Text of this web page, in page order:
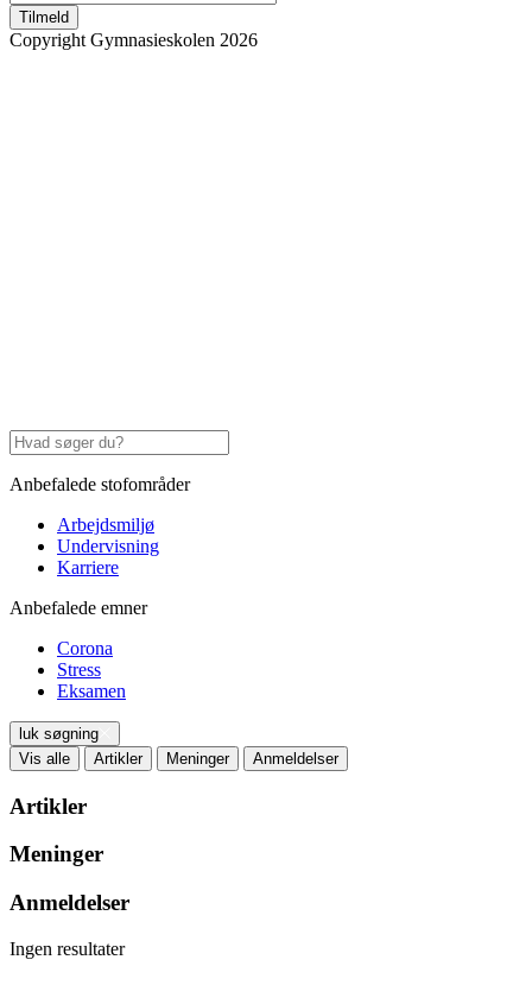
Tilmeld
Copyright Gymnasieskolen 2026
Anbefalede stofområder
Arbejdsmiljø
Undervisning
Karriere
Anbefalede emner
Corona
Stress
Eksamen
luk søgning
Vis alle
Artikler Meninger Anmeldelser
Artikler
Meninger
Anmeldelser
Ingen resultater